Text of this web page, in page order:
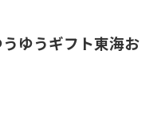
ゆうギフト東海お